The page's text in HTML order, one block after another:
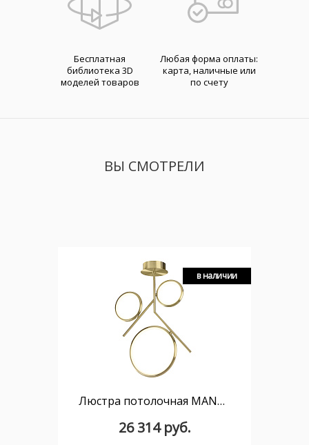
Бесплатная
библиотека 3D
моделей товаров
Любая форма оплаты:
карта, наличные или
по счету
ВЫ СМОТРЕЛИ
в наличии
Люстра потолочная MANTRA OLIMPIA 6581
26 314 руб.